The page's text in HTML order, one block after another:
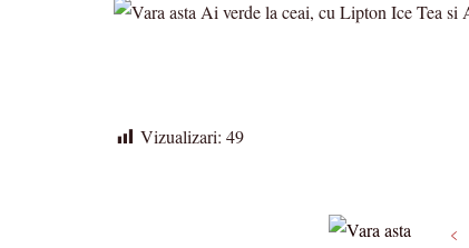
Vizualizari: 49
Post